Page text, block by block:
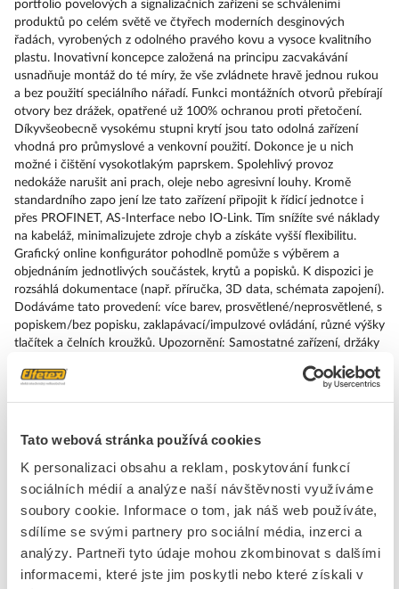
Tato webová stránka používá cookies
K personalizaci obsahu a reklam, poskytování funkcí
sociálních médií a analýze naší návštěvnosti využíváme
soubory cookie. Informace o tom, jak náš web používáte,
sdílíme se svými partnery pro sociální média, inzerci a
analýzy. Partneři tyto údaje mohou zkombinovat s dalšími
informacemi, které jste jim poskytli nebo které získali v
portfolio povelových a signalizačních zařízení se schváleními
produktů po celém světě ve čtyřech moderních desginových
řadách, vyrobených z odolného pravého kovu a vysoce kvalitního
plastu. Inovativní koncepce založená na principu zacvakávání
usnadňuje montáž do té míry, že vše zvládnete hravě jednou rukou
a bez použití speciálního nářadí. Funkci montážních otvorů přebírají
otvory bez drážek, opatřené už 100% ochranou proti přetočení.
Díkyvšeobecně vysokému stupni krytí jsou tato odolná zařízení
vhodná pro průmyslové a venkovní použití. Dokonce je u nich
možné i čištění vysokotlakým paprskem. Spolehlivý provoz
nedokáže narušit ani prach, oleje nebo agresivní louhy. Kromě
standardního zapo jení lze tato zařízení připojit k řídicí jednotce i
přes PROFINET, AS-Interface nebo IO-Link. Tím snížíte své náklady
na kabeláž, minimalizujete zdroje chyb a získáte vyšší flexibilitu.
Grafický online konfigurátor pohodlně pomůže s výběrem a
objednáním jednotlivých součástek, krytů a popisků. K dispozici je
rozsáhlá dokumentace (např. příručka, 3D data, schémata zapojení).
Dodáváme tato provedení: více barev, prosvětlené/neprosvětlené, s
popiskem/bez popisku, zaklapávací/impulzové ovládání, různé výšky
tlačítek a čelních kroužků. Upozornění: Samostatné zařízení, držáky
Action při udělování příkazů a hlášení. Jednoduše smontovatelný,
Značka SIEMENS
Přední kryty pro tlačítka
Průměr otvoru
22.3 mm
Žlutá
Možnost osvětlení
Ano